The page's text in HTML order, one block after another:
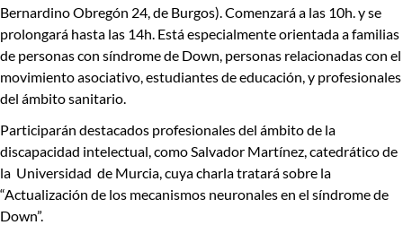
Bernardino Obregón 24, de Burgos). Comenzará a las 10h. y se
prolongará hasta las 14h. Está especialmente orientada a familias
de personas con síndrome de Down, personas relacionadas con el
movimiento asociativo, estudiantes de educación, y profesionales
del ámbito sanitario.
Participarán destacados profesionales del ámbito de la
discapacidad intelectual, comoSalvador Martínez,catedrático de
la Universidad de Murcia, cuya charla tratará sobre la
“Actualización de los mecanismos neuronales en el síndrome de
Down”.